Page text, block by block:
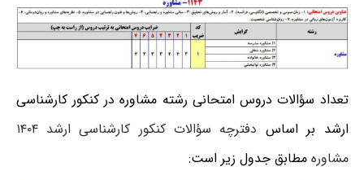
تعداد سؤالات دروس امتحانی رشته مشاوره در کنکور کارشناسی
ارشد بر اساس
دفترچه سؤالات کنکور کارشناسی ارشد ۱۴۰۴
مشاوره مطابق جدول زیر است: